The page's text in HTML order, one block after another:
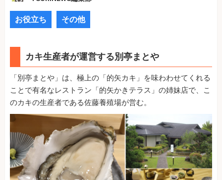
お役立ち その他
カキ生産者が運営する別亭まとや
「別亭まとや」は、極上の「的矢カキ」を味わわせてくれる
ことで有名なレストラン「的矢かきテラス」の姉妹店で、こ
のカキの生産者である佐藤養殖場が営む。